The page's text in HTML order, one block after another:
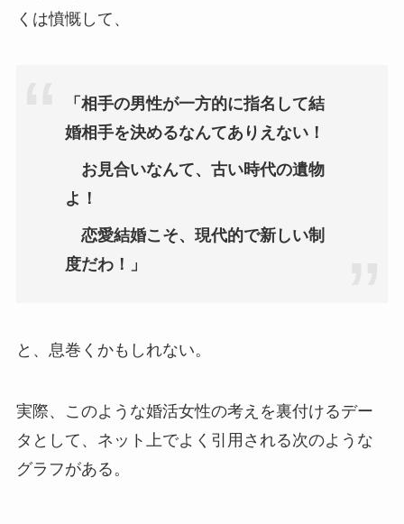
くは憤慨して、
「相手の男性が一方的に指名して結
婚相手を決めるなんてありえない！
お見合いなんて、古い時代の遺物
よ！
恋愛結婚こそ、現代的で新しい制
度だわ！」
と、息巻くかもしれない。
実際、このような婚活女性の考えを裏付けるデー
タとして、ネット上でよく引用される次のような
グラフがある。